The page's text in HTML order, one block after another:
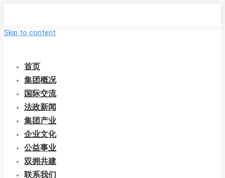
Skip to content
首页
集团概况
国际交流
法政新闻
集团产业
企业文化
公益事业
双拥共建
联系我们